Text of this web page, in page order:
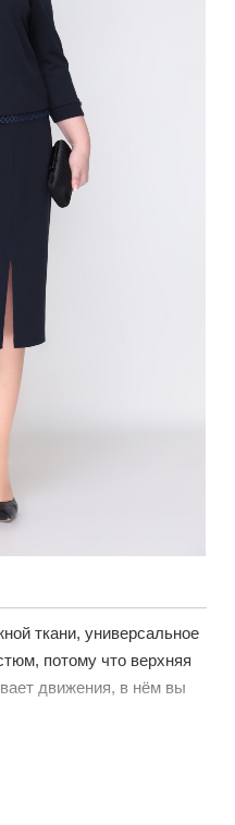
ткани, универсальное
потому что верхняя
движения, в нём вы